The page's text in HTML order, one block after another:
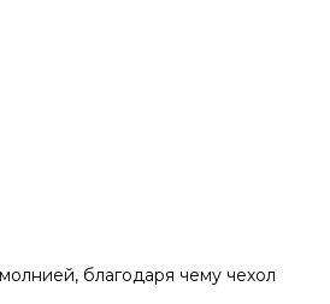
благодаря чему чехол